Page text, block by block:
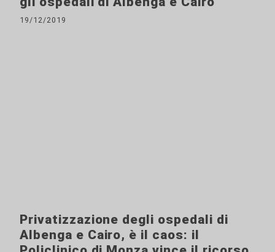
19/12/2019
Privatizzazione degli ospedali di
Albenga e Cairo, è il caos: il